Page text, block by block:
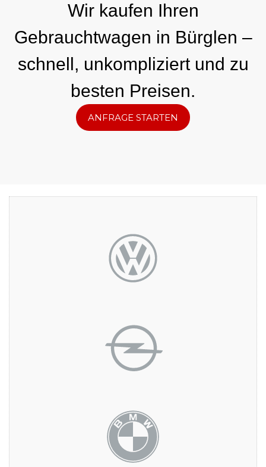
Wir kaufen Ihren
Gebrauchtwagen in Bürglen –
schnell, unkompliziert und zu
besten Preisen.
ANFRAGE STARTEN